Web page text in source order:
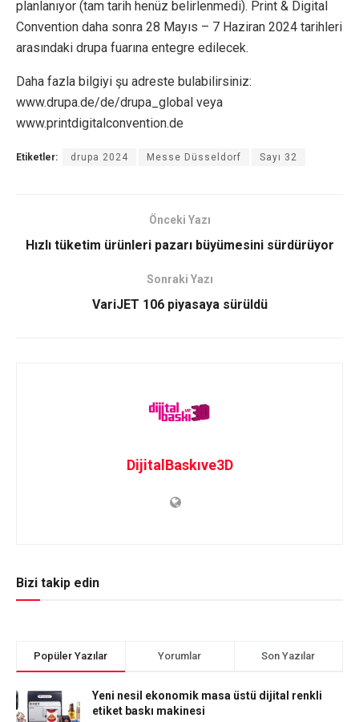
planlanıyor (tam tarih henüz belirlenmedi). Print & Digital
Convention daha sonra 28 Mayıs – 7 Haziran 2024 tarihleri
arasındaki drupa fuarına entegre edilecek.
Daha fazla bilgiyi şu adreste bulabilirsiniz:
www.drupa.de/de/drupa_global veya
www.printdigitalconvention.de
Etiketler: drupa 2024 Messe Düsseldorf Sayı 32
Önceki Yazı
Hızlı tüketim ürünleri pazarı büyümesini sürdürüyor
Sonraki Yazı
VariJET 106 piyasaya sürüldü
DijitalBaskıve3D
Bizi takip edin
Popüler Yazılar Yorumlar Son Yazılar
Yeni nesil ekonomik masa üstü dijital renkli
etiket baskı makinesi